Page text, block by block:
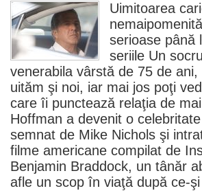
Uimitoarea
serioase până
seriile Un
venerabila vârstă de 75 de
uităm şi noi, iar mai jos poţi
care îi punctează relaţia de
Hoffman a devenit o
semnat de Mike Nichols şi
filme americane compilat de
Benjamin Braddock, un tânăr
afle un scop în viaţă după ce-